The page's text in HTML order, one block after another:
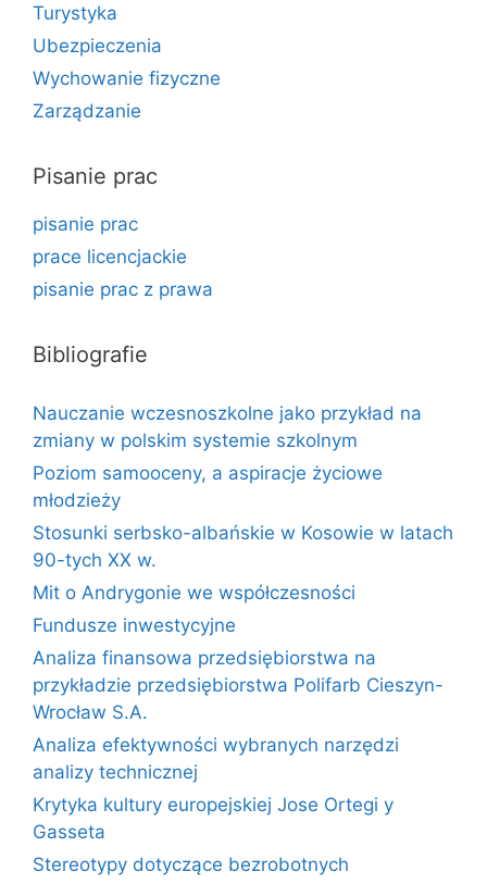
Turystyka
Ubezpieczenia
Wychowanie fizyczne
Zarządzanie
Pisanie prac
pisanie prac
prace licencjackie
pisanie prac z prawa
Bibliografie
Nauczanie wczesnoszkolne jako przykład na
zmiany w polskim systemie szkolnym
Poziom samooceny, a aspiracje życiowe
młodzieży
Stosunki serbsko-albańskie w Kosowie w latach
90-tych XX w.
Mit o Andrygonie we współczesności
Fundusze inwestycyjne
Analiza finansowa przedsiębiorstwa na
przykładzie przedsiębiorstwa Polifarb Cieszyn-
Wrocław S.A.
Analiza efektywności wybranych narzędzi
analizy technicznej
Krytyka kultury europejskiej Jose Ortegi y
Gasseta
Stereotypy dotyczące bezrobotnych